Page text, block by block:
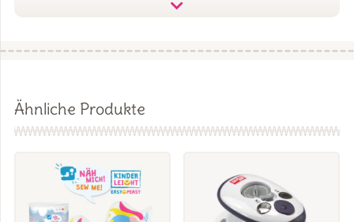
Name*
E-Mail*
Ähnliche Produkte